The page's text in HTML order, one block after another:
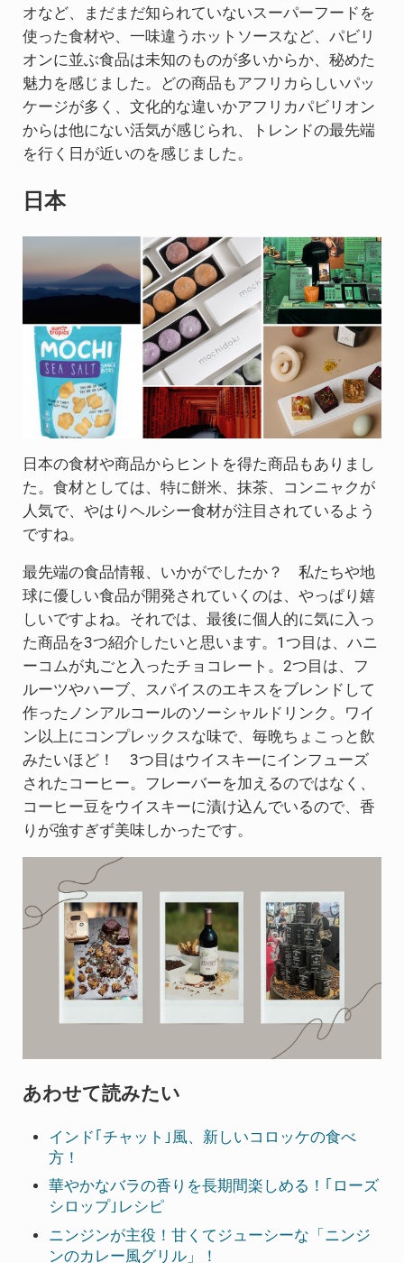
オなど、まだまだ知られていないスーパーフードを
使った食材や、一味違うホットソースなど、パビリ
オンに並ぶ食品は未知のものが多いからか、秘めた
魅力を感じました。どの商品もアフリカらしいパッ
ケージが多く、文化的な違いかアフリカパビリオン
からは他にない活気が感じられ、トレンドの最先端
を行く日が近いのを感じました。
日本
日本の食材や商品からヒントを得た商品もありまし
た。食材としては、特に餅米、抹茶、コンニャクが
人気で、やはりヘルシー食材が注目されているよう
ですね。
最先端の食品情報、いかがでしたか？ 私たちや地
球に優しい食品が開発されていくのは、やっぱり嬉
しいですよね。それでは、最後に個人的に気に入っ
た商品を3つ紹介したいと思います。1つ目は、ハニ
ーコムが丸ごと入ったチョコレート。2つ目は、フ
ルーツやハーブ、スパイスのエキスをブレンドして
作ったノンアルコールのソーシャルドリンク。ワイ
ン以上にコンプレックスな味で、毎晩ちょこっと飲
みたいほど！ 3つ目はウイスキーにインフューズ
されたコーヒー。フレーバーを加えるのではなく、
コーヒー豆をウイスキーに漬け込んでいるので、香
りが強すぎず美味しかったです。
あわせて読みたい
インド｢チャット｣風、新しいコロッケの食べ
方！
華やかなバラの香りを長期間楽しめる！｢ローズ
シロップ｣レシピ
ニンジンが主役！甘くてジューシーな「ニンジ
ンのカレー風グリル」！